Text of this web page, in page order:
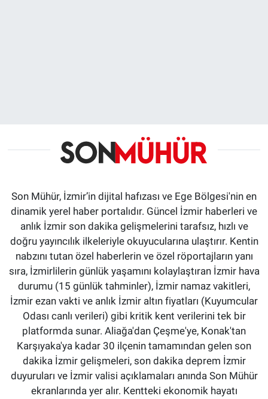
Son Mühür, İzmir’in dijital hafızası ve Ege Bölgesi'nin en
dinamik yerel haber portalıdır. Güncel İzmir haberleri ve
anlık İzmir son dakika gelişmelerini tarafsız, hızlı ve
doğru yayıncılık ilkeleriyle okuyucularına ulaştırır. Kentin
nabzını tutan özel haberlerin ve özel röportajların yanı
sıra, İzmirlilerin günlük yaşamını kolaylaştıran İzmir hava
durumu (15 günlük tahminler), İzmir namaz vakitleri,
İzmir ezan vakti ve anlık İzmir altın fiyatları (Kuyumcular
Odası canlı verileri) gibi kritik kent verilerini tek bir
platformda sunar. Aliağa'dan Çeşme'ye, Konak'tan
Karşıyaka'ya kadar 30 ilçenin tamamından gelen son
dakika İzmir gelişmeleri, son dakika deprem İzmir
duyuruları ve İzmir valisi açıklamaları anında Son Mühür
ekranlarında yer alır. Kentteki ekonomik hayatı